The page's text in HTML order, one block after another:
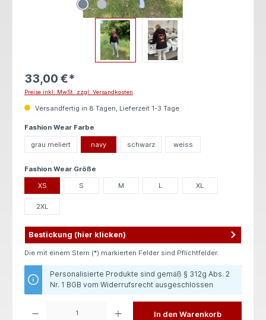
33,00 €*
Preise inkl. MwSt. zzgl. Versandkosten
Versandfertig in 8 Tagen, Lieferzeit 1-3 Tage
Fashion Wear Farbe
grau meliert navy schwarz weiss
Fashion Wear Größe
XS S M L XL
2XL
Bestickung (hier klicken)
Die mit einem Stern (*) markierten Felder sind Pflichtfelder.
Personalisierte Produkte sind gemäß § 312g Abs. 2
Nr. 1 BGB vom Widerrufsrecht ausgeschlossen
In den Warenkorb